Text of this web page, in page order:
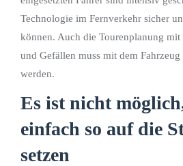
Technologie im Fernverkehr sicher
können. Auch die Tourenplanung
und Gefällen muss mit dem
werden.
Es ist nicht
einfach so auf die
setzen